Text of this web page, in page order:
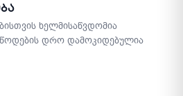
ხელმისაწვდომია
დრო დამოკიდებულია